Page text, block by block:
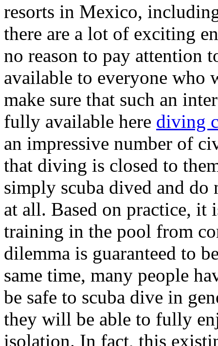
resorts in Mexico,
there are a lot of exciting
no reason to pay attention
available to everyone who
make sure that such an
fully available here diving
an impressive number of
that diving is closed to
simply scuba dived and do
at all. Based on practice, it
training in the pool from
dilemma is guaranteed to
same time, many people
be safe to scuba dive in
they will be able to fully
isolation. In fact, this